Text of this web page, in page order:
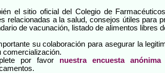
el sitio oficial del Colegio de
relacionadas a la salud, consejos útiles para
de vacunación, listado de alimentos libres
su colaboración para asegurar la
comercialización.
por favor nuestra encuesta anónima